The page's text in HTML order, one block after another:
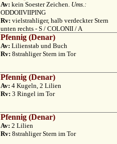
Av: kein Soester Zeichen. Ums.:
ODDOIIVIIPING
Rv: vielstrahliger, halb verdeckter Stern
unten rechts - S / COLONII / A
Pfennig (Denar)
Av: Lilienstab und Buch
Rv: 8strahliger Stern im Tor
Pfennig (Denar)
Av: 4 Kugeln, 2 Lilien
Rv: 3 Ringel im Tor
Pfennig (Denar)
Av: 2 Lilien
Rv: 8strahliger Stern im Tor